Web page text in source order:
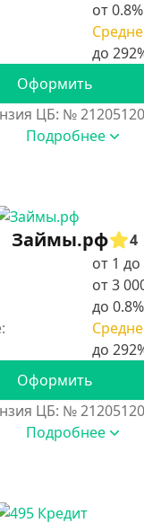
от 0.8%
Оформить
ЦБ: №
Подробнее
Займы.рф
4
от 1
от 3
до 0.8%
Оформить
ЦБ: №
Подробнее